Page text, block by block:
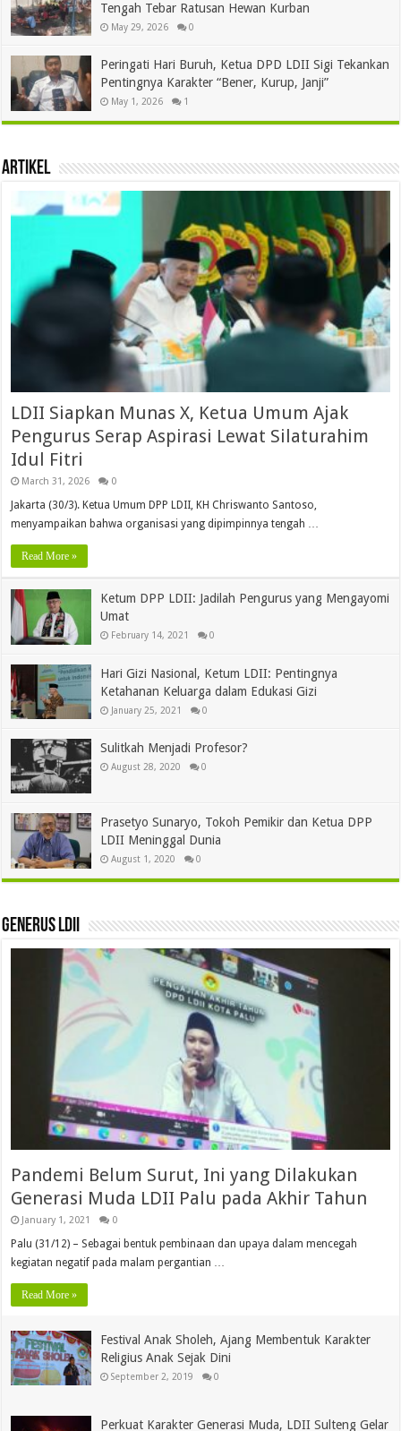
Tengah Tebar Ratusan Hewan Kurban
May 29, 2026 0
Peringati Hari Buruh, Ketua DPD LDII Sigi Tekankan
Pentingnya Karakter “Bener, Kurup, Janji”
May 1, 2026 1
Artikel
LDII Siapkan Munas X, Ketua Umum Ajak
Pengurus Serap Aspirasi Lewat Silaturahim
Idul Fitri
March 31, 2026 0
Jakarta (30/3). Ketua Umum DPP LDII, KH Chriswanto Santoso,
menyampaikan bahwa organisasi yang dipimpinnya tengah …
Read More »
Ketum DPP LDII: Jadilah Pengurus yang Mengayomi
Umat
February 14, 2021 0
Hari Gizi Nasional, Ketum LDII: Pentingnya
Ketahanan Keluarga dalam Edukasi Gizi
January 25, 2021 0
Sulitkah Menjadi Profesor?
August 28, 2020 0
Prasetyo Sunaryo, Tokoh Pemikir dan Ketua DPP
LDII Meninggal Dunia
August 1, 2020 0
Generus LDII
Pandemi Belum Surut, Ini yang Dilakukan
Generasi Muda LDII Palu pada Akhir Tahun
January 1, 2021 0
Palu (31/12) – Sebagai bentuk pembinaan dan upaya dalam mencegah
kegiatan negatif pada malam pergantian …
Read More »
Festival Anak Sholeh, Ajang Membentuk Karakter
Religius Anak Sejak Dini
September 2, 2019 0
Perkuat Karakter Generasi Muda, LDII Sulteng Gelar